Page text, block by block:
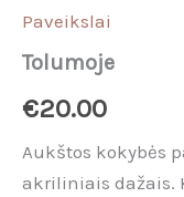
Paveikslai
Tolumoje
€20.00
Aukštos kokybės
akriliniais dažais.